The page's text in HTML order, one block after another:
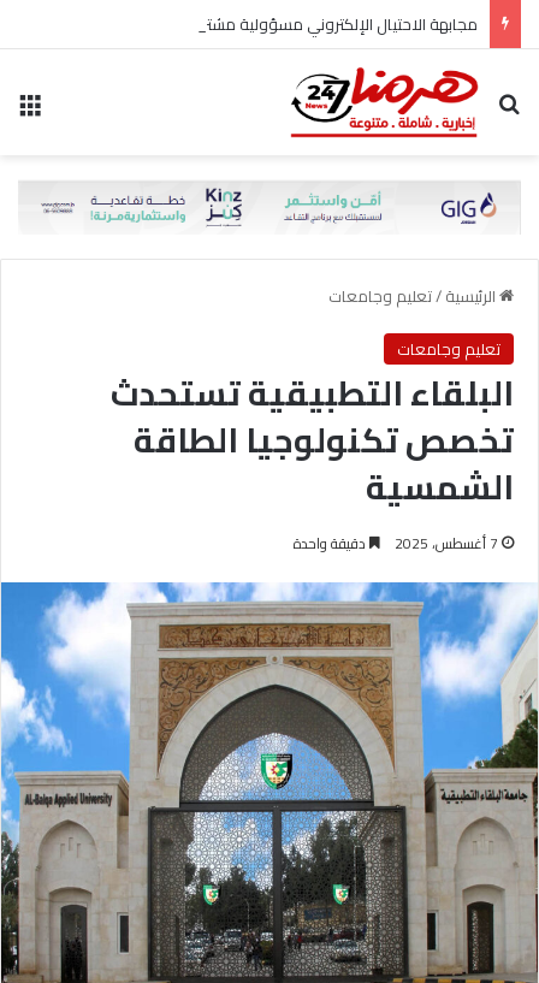
مجابهة الاحتيال الإلكتروني مسؤولية مشتركة
بحث عن
الرئيسية/تعليم وجامعات
تعليم وجامعات
البلقاء التطبيقية تستحدث
تخصص تكنولوجيا الطاقة
الشمسية
7 أغسطس، 2025 دقيقة واحدة